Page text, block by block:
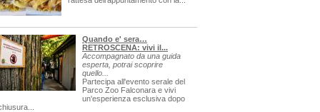
Quando e' sera…
RETROSCENA: vivi il...
Accompagnato da una guida
esperta, potrai scoprire
quello...
Partecipa all'evento serale del
Parco Zoo Falconara e vivi
un'esperienza esclusiva dopo